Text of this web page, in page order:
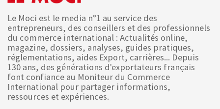
Le Moci est le media n°1 au service des
entrepreneurs, des conseillers et des professionnels
du commerce international : Actualités online,
magazine, dossiers, analyses, guides pratiques,
réglementations, aides Export, carrières... Depuis
130 ans, des générations d'exportateurs français
font confiance au Moniteur du Commerce
International pour partager informations,
ressources et expériences.